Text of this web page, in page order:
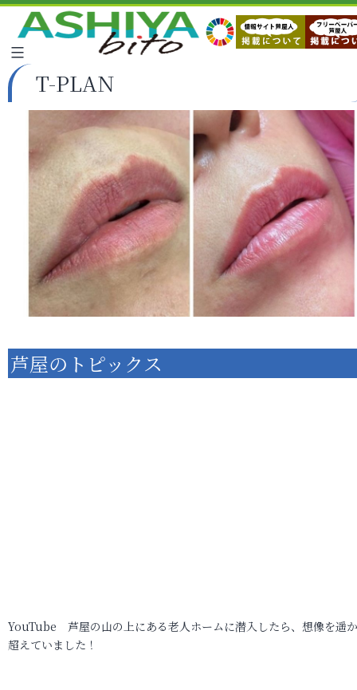
T-PLAN
芦屋のトピックス
YouTube 芦屋の山の上にある老人ホームに潜入したら、想像を遥
超えていました！